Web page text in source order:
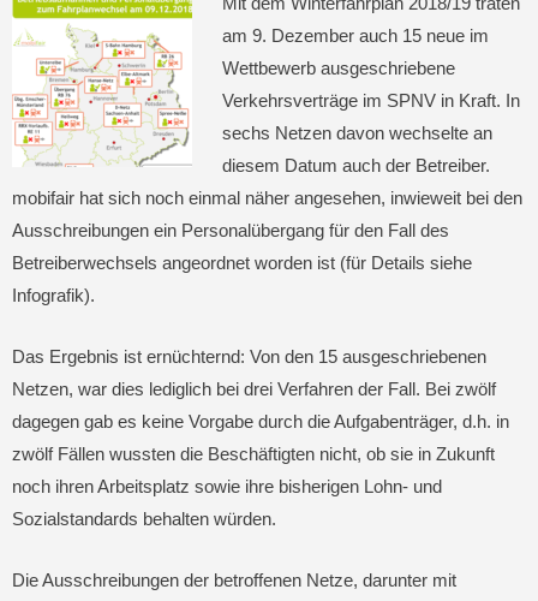
am 9. Dezember auch 15 neue im
Wettbewerb ausgeschriebene
Verkehrsverträge im SPNV in Kraft. In
sechs Netzen davon wechselte an
diesem Datum auch der Betreiber.
mobifair hat sich noch einmal näher angesehen, inwieweit bei den
Ausschreibungen ein Personalübergang für den Fall des
Betreiberwechsels angeordnet worden ist (für Details siehe
Infografik).
Das Ergebnis ist ernüchternd: Von den 15 ausgeschriebenen
Netzen, war dies lediglich bei drei Verfahren der Fall. Bei zwölf
dagegen gab es keine Vorgabe durch die Aufgabenträger, d.h. in
zwölf Fällen wussten die Beschäftigten nicht, ob sie in Zukunft
noch ihren Arbeitsplatz sowie ihre bisherigen Lohn- und
Sozialstandards behalten würden.
Die Ausschreibungen der betroffenen Netze, darunter mit